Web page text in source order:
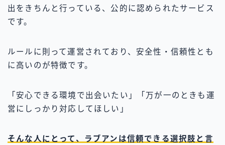
出をきちんと行っている、公的に認められたサービス
です。
ルールに則って運営されており、安全性・信頼性とも
に高いのが特徴です。
「安心できる環境で出会いたい」「万が一のときも運
営にしっかり対応してほしい」
そんな人にとって、ラブアンは信頼できる選択肢と言